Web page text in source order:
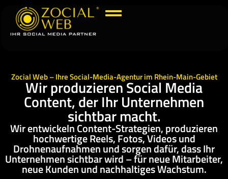
Zocial Web – Ihre Social-Media-Agentur im Rhein-Main-Gebiet
Wir produzieren Social Media
Content, der Ihr Unternehmen
sichtbar macht.
Wir entwickeln Content-Strategien, produzieren
hochwertige Reels, Fotos, Videos und
Drohnenaufnahmen und sorgen dafür, dass Ihr
Unternehmen sichtbar wird – für neue Mitarbeiter,
neue Kunden und nachhaltiges Wachstum.